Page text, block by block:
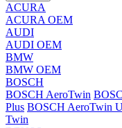
ACURA
ACURA OEM
AUDI
AUDI OEM
BMW
BMW OEM
BOSCH
BOSCH AeroTwin
Plus BOSCH AeroTwin
Twin